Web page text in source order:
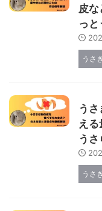
皮
っ
うさ
う
え
う
うさ